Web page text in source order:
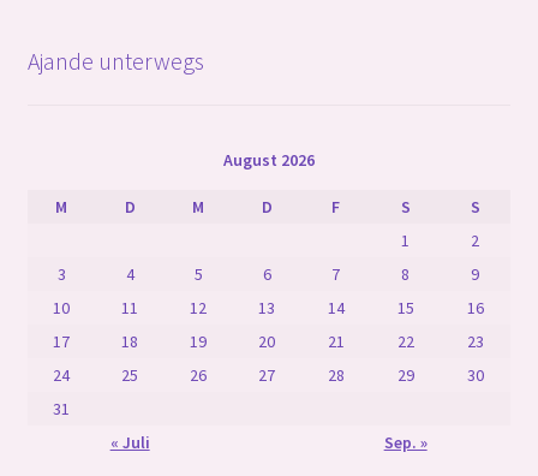
Ajande unterwegs
August 2026
M D M D F S
S
1
2
3
4 5 6 7 8
9
10
11 12 13 14 15
16
17
18 19 20 21 22
23
24
25 26 27 28 29
30
31
« Juli
Sep. »